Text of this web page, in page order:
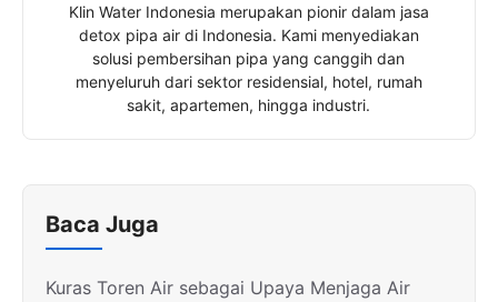
Klin Water Indonesia merupakan pionir dalam jasa
detox pipa air di Indonesia. Kami menyediakan
solusi pembersihan pipa yang canggih dan
menyeluruh dari sektor residensial, hotel, rumah
sakit, apartemen, hingga industri.
Baca Juga
Kuras Toren Air sebagai Upaya Menjaga Air